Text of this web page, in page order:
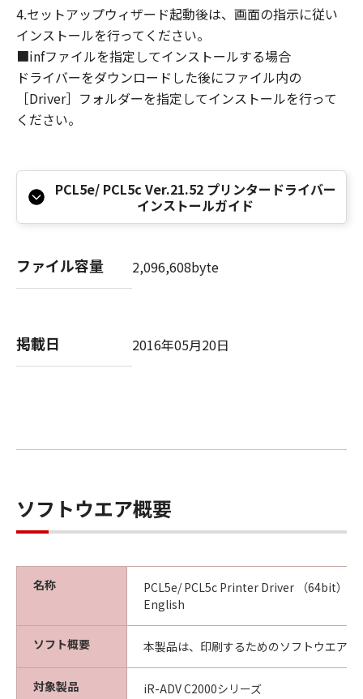
acceptance hereof by clicking the button
indicating your acceptance as stated below or
installing the SOFTWARE and remains in
effect until terminated. You may terminate
this Agreement by destroying the SOFTWARE
including any and all copies thereof.
termination of this Agreement, in addition to
Canon enforcing its respective legal rights,
you must then promptly destroy the
thereof. Notwithstanding the foregoing,
Sections 4, and 7 through 11 shall survive any
termination of this Agreement.
NOTICE
A "US Government End User" shall mean any
agency or entity of the government of the
term is defined at 48 C.F.R. 2.101 (October
software documentation," as such terms are
used in 48 C.F.R. 12.212 (September 1995).
227.7202-1 through 227.7202-4 (June 1995),
all U.S. Government End Users shall acquire
the SOFTWARE with only those rights set
forth herein. The manufacturer is Canon
Inc./30-2, Shimomaruko 3-chome, Ohta-ku,
Tokyo 146-8501, Japan.
10. SEVERABILITY
4.セットアップウィザード起動後は、画面の指示に従い
インストールを行ってください。
■infファイルを指定してインストールする場合
ドライバーをダウンロードした後にファイル内の
［Driver］フォルダーを指定してインストールを行って
ください。
PCL5e/ PCL5c Ver.21.52 プリンタードライバー
インストールガイド
ファイル容量 2,096,608byte
掲載日 2016年05月20日
ソフトウエア概要
名称
PCL5e/ PCL5c Printer Driver （64bit）
English
ソフト概要 本製品は、印刷するためのソフトウエアで
対象製品 iR-ADV C2000シリーズ